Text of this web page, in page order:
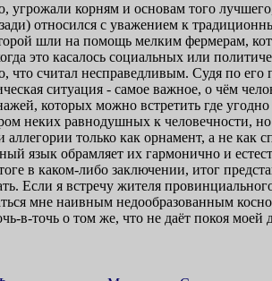
корням и основам того
относился с уважением к
шли на помощь мелким фермерам,
это касалось социальных или
что считал несправедливым. Судя по его
ситуация - самое важное, о чём
которых можно встретить где
неких равнодушных к человечности,
только как орнамент, а не как
язык обрамляет их гармонично и
в каком-либо заключении, итог
Если я встречу жителя
мне наивным недообразованным
в-точь о том же, что не даёт покоя моей